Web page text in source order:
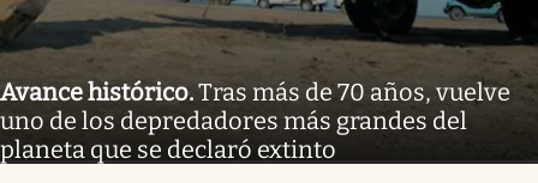
Avance histórico.Tras más de 70 años, vuelve
uno de los depredadores más grandes del
planeta que se declaró extinto